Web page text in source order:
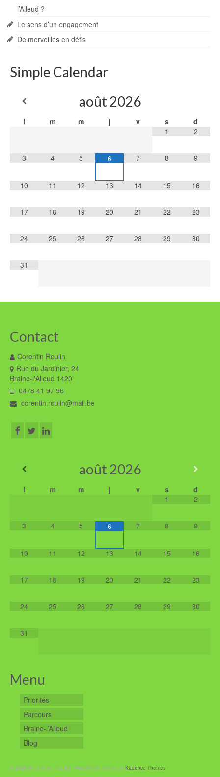
l’Alleud ?
Le sens d’un engagement
De merveilles en défis
Simple Calendar
août 2026
l m m j v s
d
1
2
3 4 5 6 7 8 9
10 11 12 13 14 15 16
17 18 19 20 21 22 23
24 25 26 27 28 29 30
31
Contact
Corentin Roulin
Rue du Jardinier, 24
Braine-l'Alleud 1420
0478 41 97 96
corentin.roulin@mail.be
août 2026
l m m j v s
d
1
2
3 4 5 6 7 8 9
10 11 12 13 14 15 16
17 18 19 20 21 22 23
24 25 26 27 28 29 30
31
Menu
Priorités
Parcours
Braine-l’Alleud
Blog
© 2026 [© Corentin Roulin] - WordPress Theme by Kadence Themes